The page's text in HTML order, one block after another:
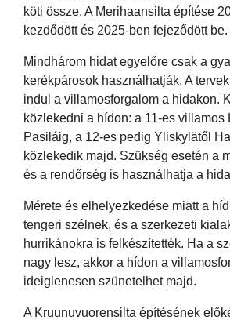
köti össze. A Merihaansilta építése
kezdődött és 2025-ben fejeződött be.
Mindhárom hidat egyelőre csak a
kerékpárosok használhatják. A
indul a villamosforgalom a hidakon.
közlekedni a hídon: a 11-es villamos
Pasiláig, a 12-es pedig Yliskylätől
közlekedik majd. Szükség esetén a
és a rendőrség is használhatja a
Mérete és elhelyezkedése miatt a
tengeri szélnek, és a szerkezeti
hurrikánokra is felkészítették. Ha a
nagy lesz, akkor a hídon a
ideiglenesen szünetelhet majd.
A Kruunuvuorensilta építésének